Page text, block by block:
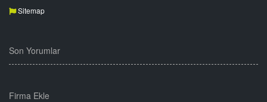
Sitemap
Son Yorumlar
Firma Ekle